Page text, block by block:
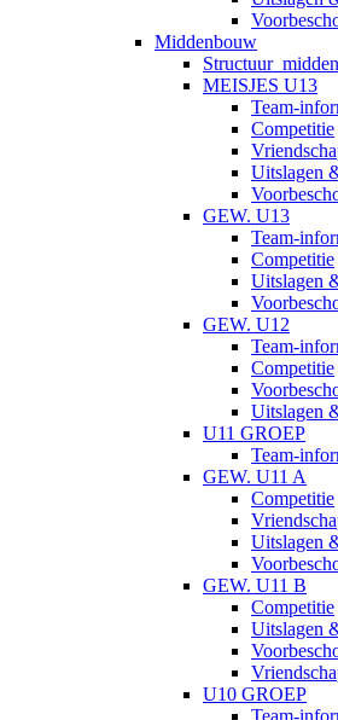
Middenbouw
MEISJES U13
Team-
Competitie
Uitslagen
GEW. U13
Team-
Competitie
Uitslagen
GEW. U12
Team-
Competitie
Uitslagen
U11 GROEP
Team-
GEW. U11 A
Competitie
Uitslagen
GEW. U11 B
Competitie
Uitslagen
U10 GROEP
Team-